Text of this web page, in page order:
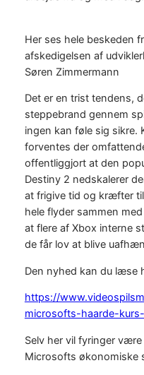
Her ses hele beskeden
afskedigelsen af
Søren Zimmermann
Det er en trist tendens,
steppebrand gennem
ingen kan føle sig sikre.
forventes der
offentliggjort at den
Destiny 2 nedskalerer
at frigive tid og kræfter
hele flyder sammen
at flere af Xbox interne
de får lov at blive
Den nyhed kan du læse
https://
microsofts-haarde-
Selv her vil fyringer
Microsofts økonomiske